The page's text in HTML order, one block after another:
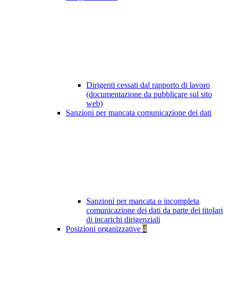
Dirigenti cessati dal rapporto di lavoro
(documentazione da pubblicare sul sito
web)
Sanzioni per mancata comunicazione dei dati
Sanzioni per mancata o incompleta
comunicazione dei dati da parte dei titolari
di incarichi dirigenziali
Posizioni organizzative 4